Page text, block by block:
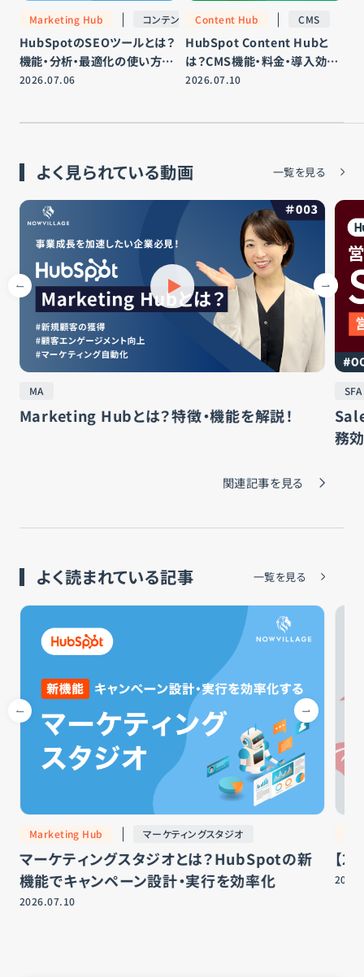
Marketing Hub コンテンツマーケティング
HubSpotのSEOツールとは？
機能・分析・最適化の使い方を
解説【2026】
2026.07.06
Content Hub CMS
HubSpot Content Hubと
は？CMS機能・料金・導入効果
を解説【2026】
2026.07.10
よく見られている動画
MA
Marketing Hubとは？特徴・機能を解説！
関連記事を見る
SFA
務
一覧を見る
よく読まれている記事
Marketing Hub マーケティングスタジオ
マーケティングスタジオとは？HubSpotの新
機能でキャンペーン設計・実行を効率化
2026.07.10
【
一覧を見る